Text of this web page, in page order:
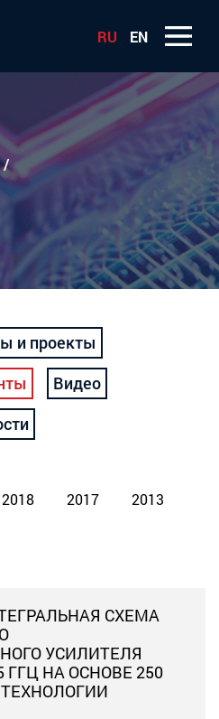
RU EN
/
и проекты
Видео
2018 2017 2013
СХЕМА
УСИЛИТЕЛЯ
ГГЦ НА ОСНОВЕ 250